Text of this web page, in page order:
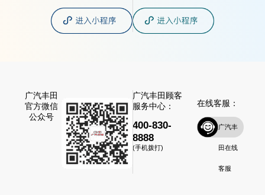
广汽丰田
官方微信
公众号
广汽丰田顾客
服务中心：
400-830-
8888
(手机拨打)
在线客服：
广汽丰
田在线
客服